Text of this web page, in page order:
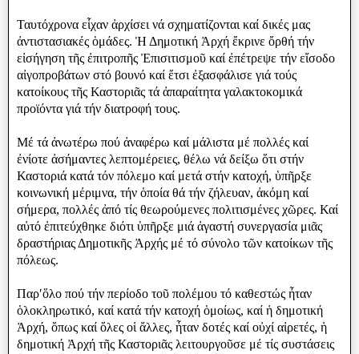
Ταυτόχρονα εἷχαν ἀρχίσει νά σχηματίζονται καί δικές μας
ἀντιστασιακές ὁμάδες. Ἡ Δημοτική Ἀρχή ἔκρινε ὄρθή τήν
εἰσήγηση τῆς ἐπιτροπῆς Ἐπισιτισμοῦ καί ἐπέτρεψε τήν εἴσοδο
αἰγοπροβάτων στό βουνό καί ἔτσι ἐξασφάλισε γιά τούς
κατοίκους τῆς Καστοριᾶς τά ἀπαραίτητα γαλακτοκομικά
προϊόντα γιά τήν διατροφή τους.
Μέ τά ἀνωτέρω πού ἀναφέρω καί μάλιστα μέ πολλές καί
ἐνίοτε ἀσήμαντες λεπτομέρειες, θέλω νά δείξω ὅτι στήν
Καστοριά κατά τόν πόλεμο καί μετά στήν κατοχή, ὑπῆρξε
κοινωνική μέριμνα, τήν ὁποία θά τήν ζήλευαν, ἀκόμη καί
σήμερα, πολλές ἀπό τίς θεωρούμενες πολιτισμένες χῶρες. Καί
αὐτό ἐπιτεύχθηκε διότι ὑπῆρξε μιά ἀγαστή συνεργασία μιᾶς
δραστήριας Δημοτικῆς Ἀρχής μέ τό σύνολο τῶν κατοίκων τῆς
πόλεως.
Παρʹὅλο πού τήν περίοδο τοῦ πολέμου τό καθεστώς ἦταν
ὁλοκληρωτικό, καί κατά τήν κατοχή ὁμοίως, καί ἡ δημοτική
Ἀρχή, ὄπως καί ὅλες οἱ ἄλλες, ἦταν δοτές καί οὐχί αἰρετές, ἡ
δημοτική Ἀρχή τῆς Καστοριᾶς λειτουργοῦσε μέ τίς συστάσεις